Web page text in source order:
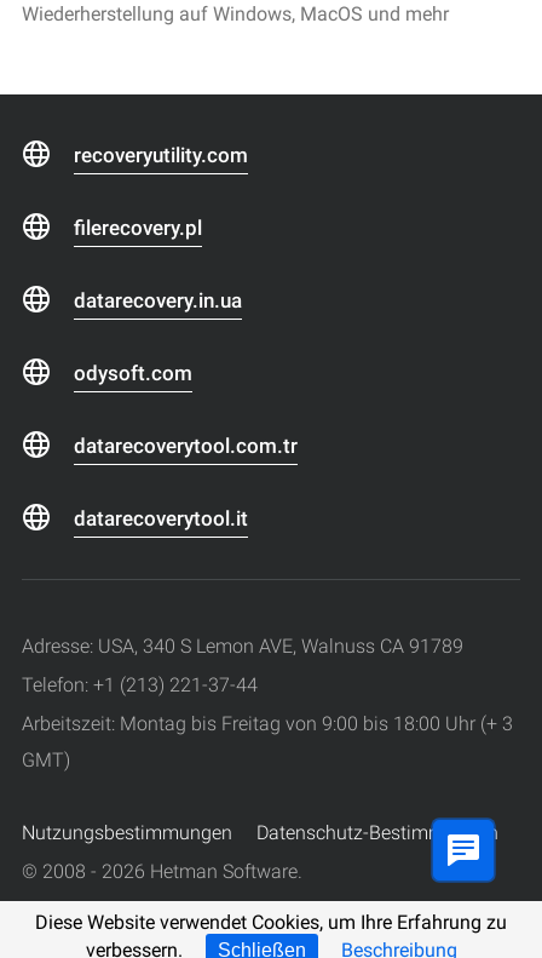
Diese Website verwendet Cookies, um Ihre Erfahrung zu
verbessern.
Schließen Beschreibung
Wiederherstellung auf Windows, MacOS und mehr
recoveryutility.com
filerecovery.pl
datarecovery.in.ua
odysoft.com
datarecoverytool.com.tr
datarecoverytool.it
Adresse: USA, 340 S Lemon AVE, Walnuss CA 91789
Telefon: +1 (213) 221-37-44
Arbeitszeit: Montag bis Freitag von 9:00 bis 18:00 Uhr (+ 3
GMT)
Nutzungsbestimmungen
Datenschutz-Bestimmungen
© 2008 - 2026 Hetman Software.
Alle Rechte vorbehalten.